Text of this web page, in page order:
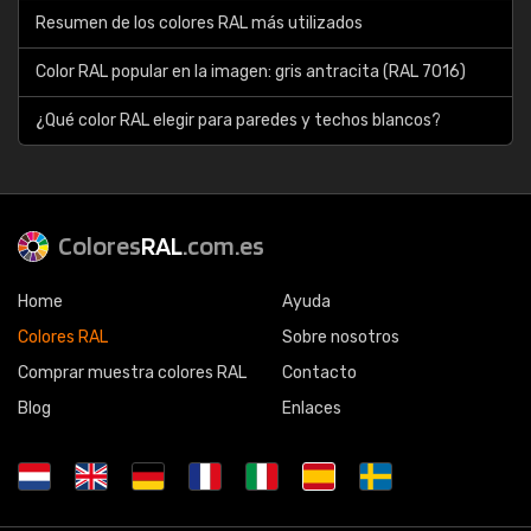
Resumen de los colores RAL más utilizados
Color RAL popular en la imagen: gris antracita (RAL 7016)
¿Qué color RAL elegir para paredes y techos blancos?
ColoresRAL.com.es
Home
Colores RAL
Comprar muestra colores RAL
Blog
Ayuda
Sobre nosotros
Contacto
Enlaces